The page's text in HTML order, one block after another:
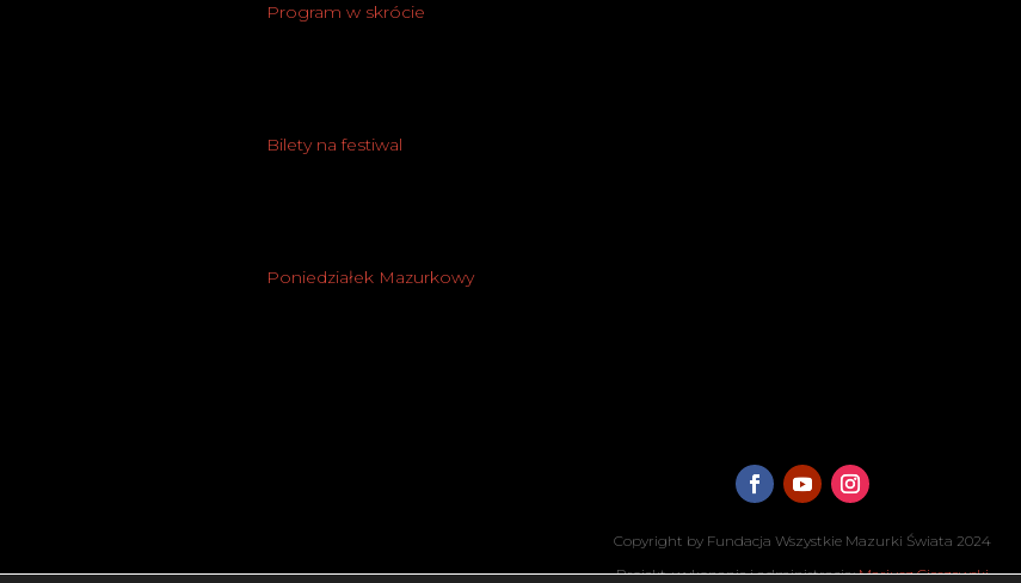
Program w skrócie
Bilety na festiwal
Poniedziałek Mazurkowy
Copyright by Fundacja Wszystkie Mazurki Świata 2024
Projekt, wykonanie i administracja:Mariusz Cieszewski